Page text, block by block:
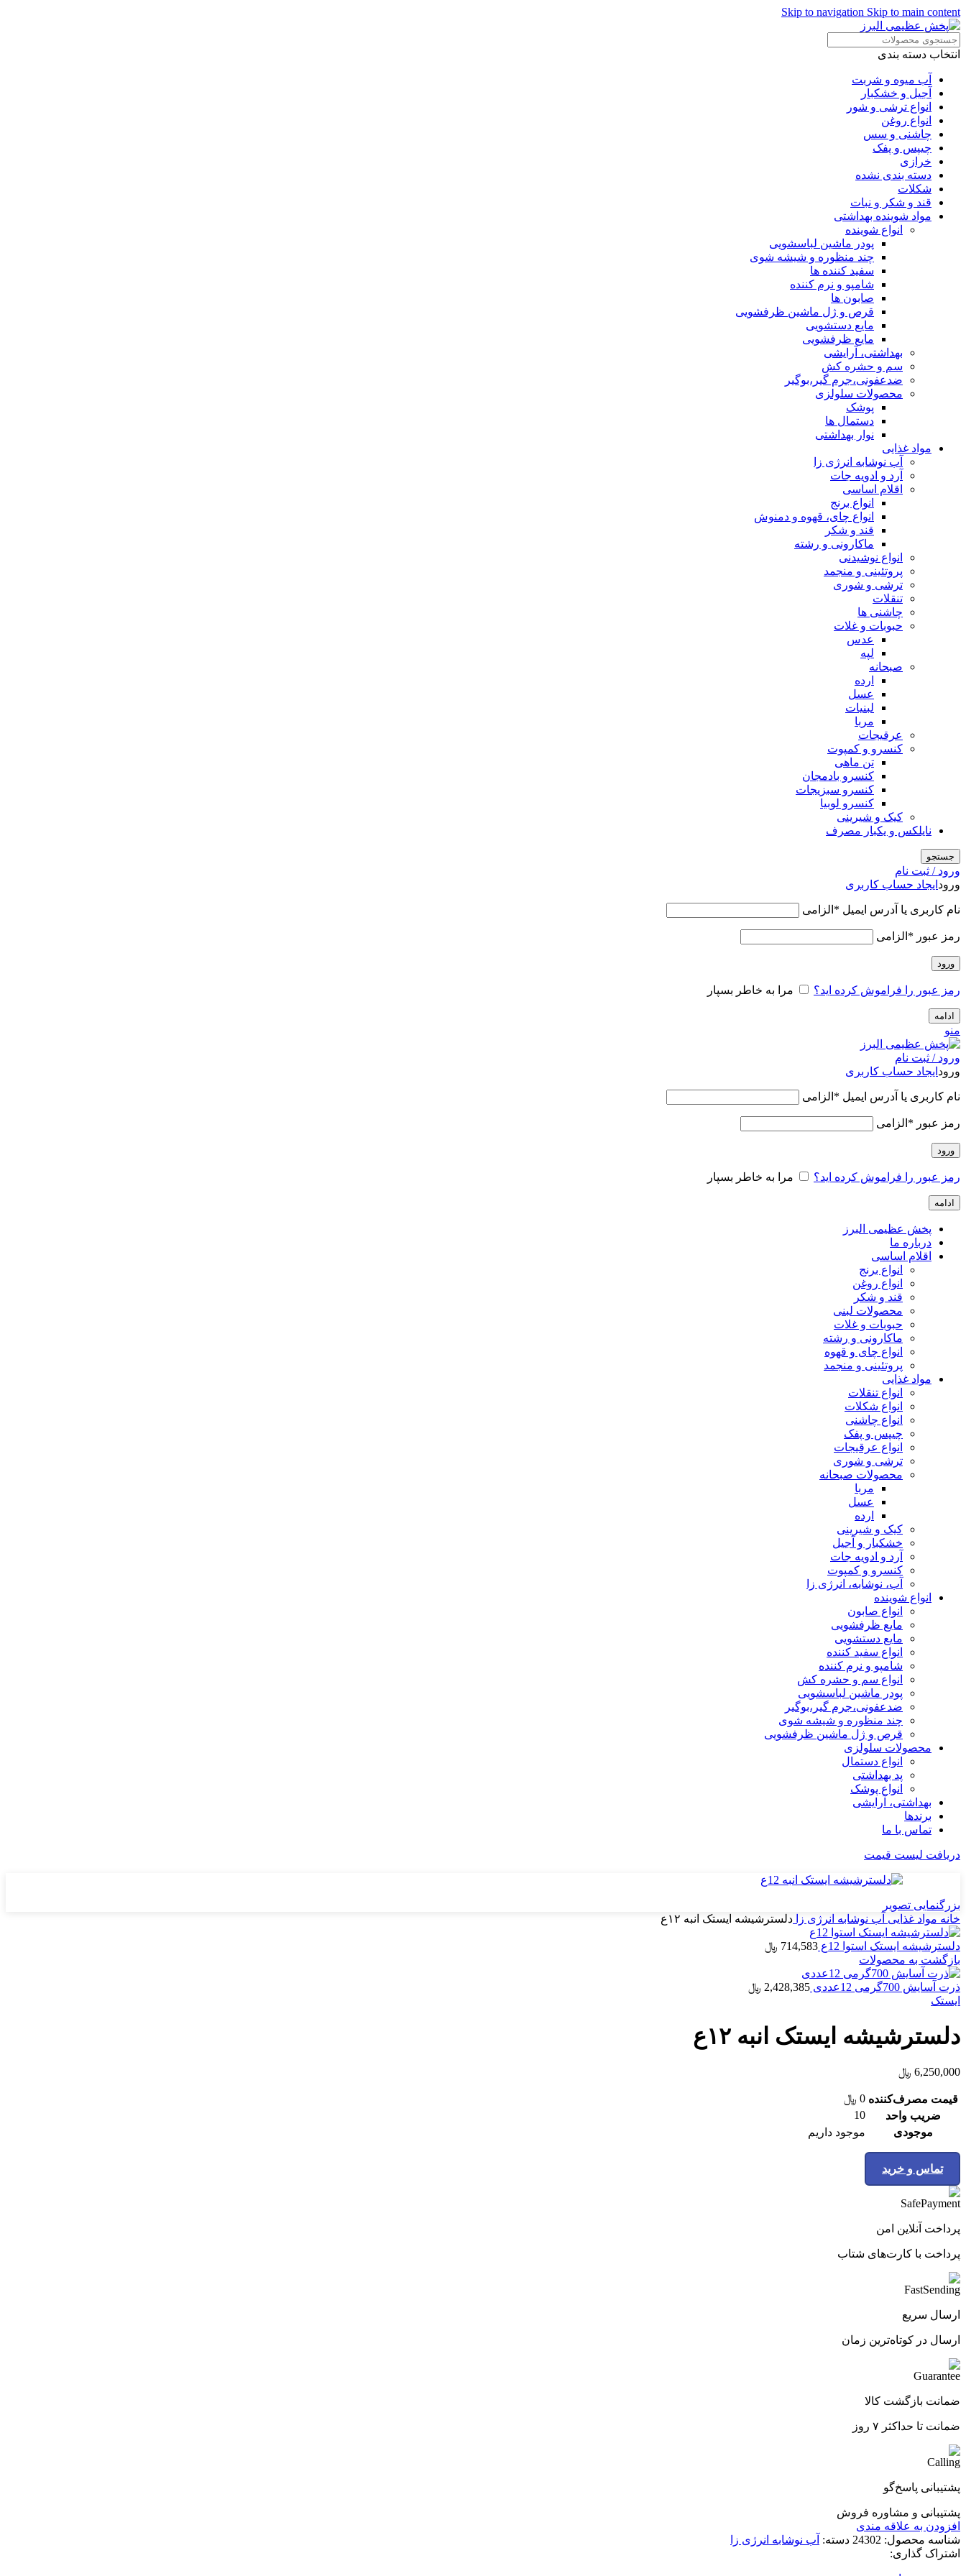
Skip to navigation Skip to main content
انتخاب دسته بندی
آب میوه و شربت
آجیل و خشکبار
انواع ترشی و شور
انواع روغن
چاشنی و سس
چیپس و پفک
خرازی
دسته بندی نشده
شکلات
قند و شکر و نبات
مواد شوینده بهداشتی
انواع شوینده
پودر ماشین لباسشویی
چند منظوره و شیشه شوی
سفید کننده ها
شامپو و نرم کننده
صابون ها
قرص و ژل ماشین ظرفشویی
مایع دستشویی
مایع ظرفشویی
بهداشتی، آرایشی
سم و حشره کش
ضدعفونی،جرم گیر،بوگیر
محصولات سلولزی
پوشک
دستمال ها
نوار بهداشتی
مواد غذایی
آب نوشابه انرژی زا
آرد و ادویه جات
اقلام اساسی
انواع برنج
انواع چای، قهوه و دمنوش
قند و شکر
ماکارونی و رشته
انواع نوشیدنی
پروتئینی و منجمد
ترشی و شوری
تنقلات
چاشنی ها
حبوبات و غلات
عدس
لپه
صبحانه
ارده
عسل
لبنیات
مربا
عرقیجات
کنسرو و کمپوت
تن ماهی
کنسرو بادمجان
کنسرو سبزیجات
کنسرو لوبیا
کیک و شیرینی
نایلکس و یکبار مصرف
جستجو
ورود / ثبت نام
ورود ایجاد حساب کاربری
نام کاربری یا آدرس ایمیل * الزامی
رمز عبور * الزامی
ورود
رمز عبور را فراموش کرده اید؟ مرا به خاطر بسپار
ادامه
منو
ورود / ثبت نام
ورود ایجاد حساب کاربری
نام کاربری یا آدرس ایمیل * الزامی
رمز عبور * الزامی
ورود
رمز عبور را فراموش کرده اید؟ مرا به خاطر بسپار
ادامه
پخش عظیمی البرز
درباره ما
اقلام اساسی
انواع برنج
انواع روغن
قند و شکر
محصولات لبنی
حبوبات و غلات
ماکارونی و رشته
انواع چای و قهوه
پروتئینی و منجمد
مواد غذایی
انواع تنقلات
انواع شکلات
انواع چاشنی
چیپس و پفک
انواع عرقیجات
ترشی و شوری
محصولات صبحانه
مربا
عسل
ارده
کیک و شیرینی
خشکبار و آجیل
آرد و ادویه جات
کنسرو و کمپوت
آب، نوشابه، انرژی زا
انواع شوینده
انواع صابون
مایع ظرفشویی
مایع دستشویی
انواع سفید کننده
شامپو و نرم کننده
انواع سم و حشره کش
پودر ماشین لباسشویی
ضدعفونی،جرم گیر،بوگیر
چند منظوره و شیشه شوی
قرص و ژل ماشین ظرفشویی
محصولات سلولزی
انواع دستمال
پد بهداشتی
انواع پوشک
بهداشتی، آرایشی
برندها
تماس با ما
دریافت لیست قیمت
بزرگنمایی تصویر
خانه مواد غذایی آب نوشابه انرژی زا دلسترشیشه ایستک انبه ۱۲ع
دلسترشیشه ایستک استوا 12ع 714,583 ﷼
بازگشت به محصولات
ذرت آسایش 700گرمی 12عددی 2,428,385 ﷼
ایستک
دلسترشیشه ایستک انبه ۱۲ع
6,250,000 ﷼
قیمت مصرف‌کننده 0 ﷼
ضریب واحد
10
موجودی
موجود داریم
تماس و خرید
پرداخت آنلاین امن
پرداخت با کارت‌های شتاب
ارسال سریع
ارسال در کوتاه‌ترین زمان
ضمانت بازگشت کالا
ضمانت تا حداکثر ۷ روز
پشتیبانی پاسخ‌گو
پشتیبانی و مشاوره فروش
افزودن به علاقه مندی
شناسه محصول: 24302 دسته: آب نوشابه انرژی زا
اشتراک گذاری: